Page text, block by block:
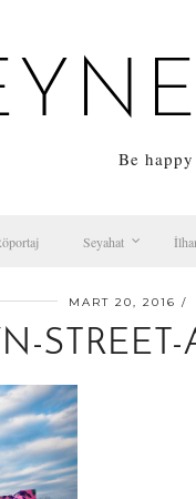
Be
Seyahat
MART 20, 2016
STREET-